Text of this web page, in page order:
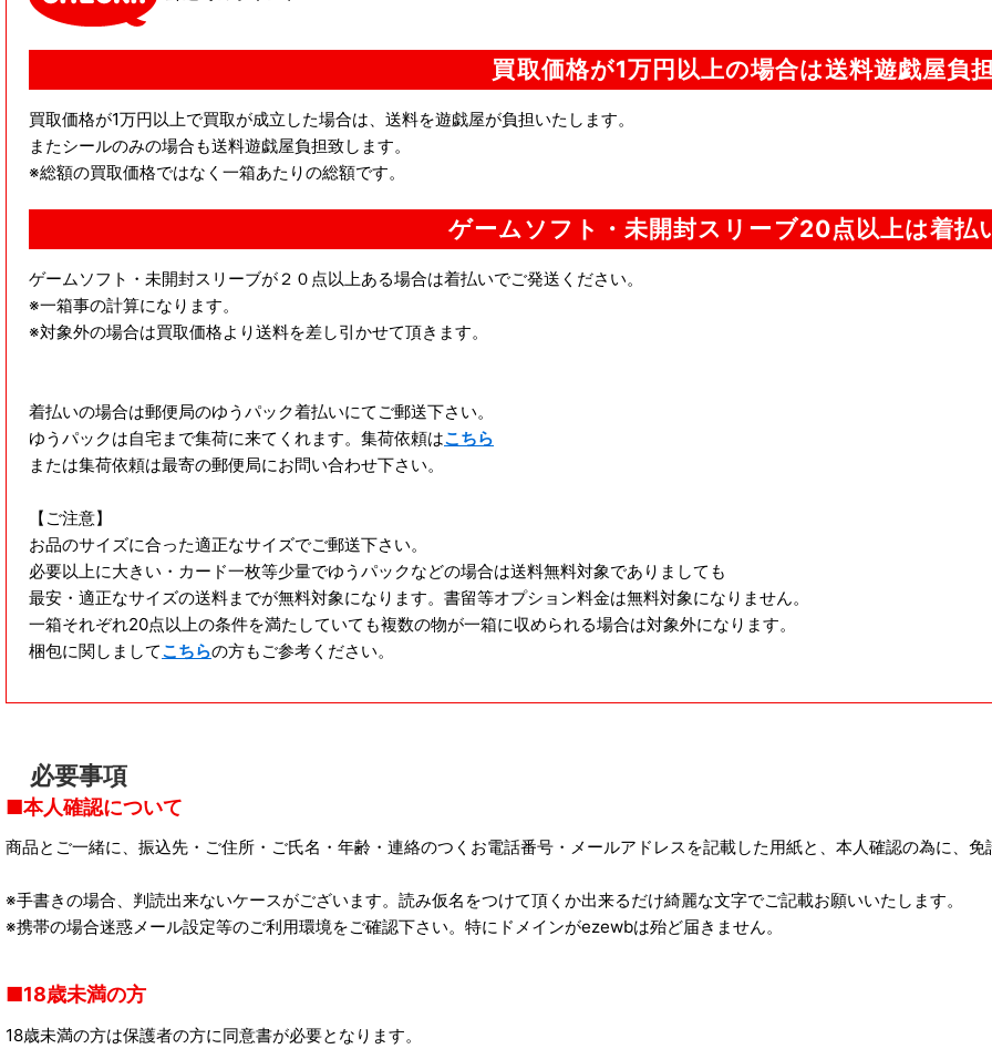
買取価格が1万円以上の場合は送料遊戯屋負担
買取価格が1万円以上で買取が成立した場合は、送料を遊戯屋が負担いたします。
またシールのみの場合も送料遊戯屋負担致します。
※総額の買取価格ではなく一箱あたりの総額です。
ゲームソフト・未開封スリーブ20点以上は着払
ゲームソフト・未開封スリーブが２０点以上ある場合は着払いでご発送ください。
※一箱事の計算になります。
※対象外の場合は買取価格より送料を差し引かせて頂きます。
着払いの場合は郵便局のゆうパック着払いにてご郵送下さい。
ゆうパックは自宅まで集荷に来てくれます。集荷依頼はこちら
または集荷依頼は最寄の郵便局にお問い合わせ下さい。
【ご注意】
お品のサイズに合った適正なサイズでご郵送下さい。
必要以上に大きい・カード一枚等少量でゆうパックなどの場合は送料無料対象でありましても
最安・適正なサイズの送料までが無料対象になります。書留等オプション料金は無料対象になりません。
一箱それぞれ20点以上の条件を満たしていても複数の物が一箱に収められる場合は対象外になります。
梱包に関しましてこちらの方もご参考ください。
必要事項
本人確認について
商品とご一緒に、振込先・ご住所・ご氏名・年齢・連絡のつくお電話番号・メールアドレスを記載した用紙と、本人確認の為に、免
※手書きの場合、判読出来ないケースがございます。読み仮名をつけて頂くか出来るだけ綺麗な文字でご記載お願いいたします。
※携帯の場合迷惑メール設定等のご利用環境をご確認下さい。特にドメインがezewbは殆ど届きません。
18歳未満の方
18歳未満の方は保護者の方に同意書が必要となります。